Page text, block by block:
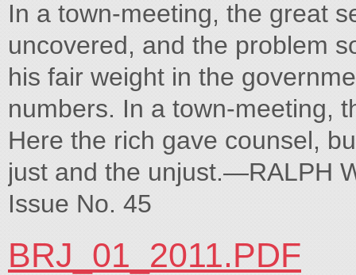
In a town-meeting, the great
uncovered, and the problem
his fair weight in the
numbers. In a town-meeting,
Here the rich gave counsel,
just and the unjust.—RALPH
Issue No. 45
BRJ_01_2011.PDF